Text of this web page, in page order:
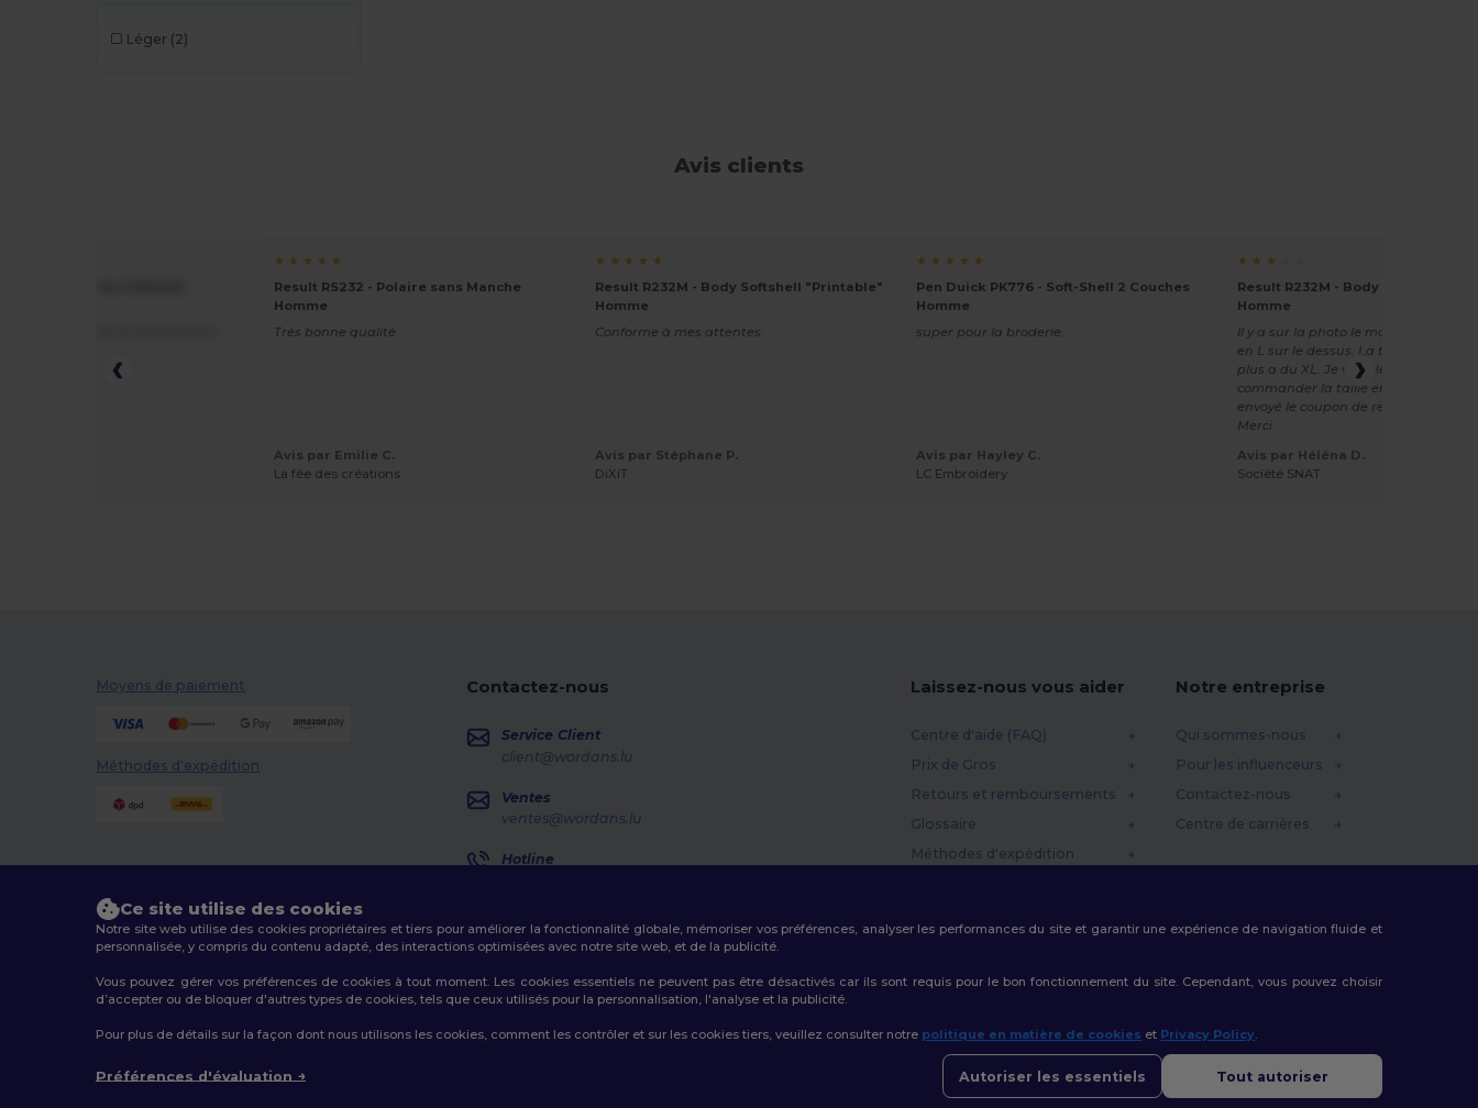
Léger (2)
Avis clients
★ ★ ★ ★ ★
Result RS232 - Polaire sans Manche
Homme
Très bonne qualité
Avis par Emilie C.
La fée des créations
★ ★ ★ ★ ★
Result R232M - Body Softshell "Printable"
Homme
Conforme à mes attentes.
Avis par Stéphane P.
DiXiT
★ ★ ★ ★ ★
Pen Duick PK776 - Soft-Shell 2 Couches
Homme
super pour la broderie.
Avis par Hayley C.
LC Embroidery
★ ★ ★ ☆ ☆
Result R232M - Body Softshell
Homme
Il y a sur la photo le modèle en taille
en L sur le dessus. La taille L
plus a du XL. Je vais devoir renvoyer
commander la taille en dessous. On
envoyé le coupon de retour gratuit
Merci
Avis par Héléna D.
Société SNAT
Moyens de paiement
Méthodes d'expédition
Contactez-nous
Service Client
client@wordans.lu
Ventes
ventes@wordans.lu
Hotline
Suivi de commande
Laissez-nous vous aider
Centre d'aide (FAQ)
Prix de Gros
Retours et remboursements
Glossaire
Méthodes d'expédition
Notre entreprise
Qui sommes-nous
Pour les influenceurs
Contactez-nous
Centre de carrières
2026. Tous droits réservés
Plan du Site
Ce site utilise des cookies
Notre site web utilise des cookies propriétaires et tiers pour améliorer la fonctionnalité globale, mémoriser vos préférences, analyser les performances du site et garantir une expérience de navigation fluide et
personnalisée, y compris du contenu adapté, des interactions optimisées avec notre site web, et de la publicité.
Vous pouvez gérer vos préférences de cookies à tout moment. Les cookies essentiels ne peuvent pas être désactivés car ils sont requis pour le bon fonctionnement du site. Cependant, vous pouvez choisir
d’accepter ou de bloquer d'autres types de cookies, tels que ceux utilisés pour la personnalisation, l'analyse et la publicité.
Pour plus de détails sur la façon dont nous utilisons les cookies, comment les contrôler et sur les cookies tiers, veuillez consulter notre politique en matière de cookies et Privacy Policy.
Préférences d'évaluation Autoriser les essentiels Tout autoriser